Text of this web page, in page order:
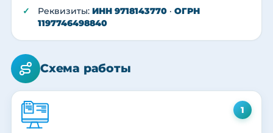
Реквизиты: ИНН 9718143770 · ОГРН
1197746498840
Схема работы
1